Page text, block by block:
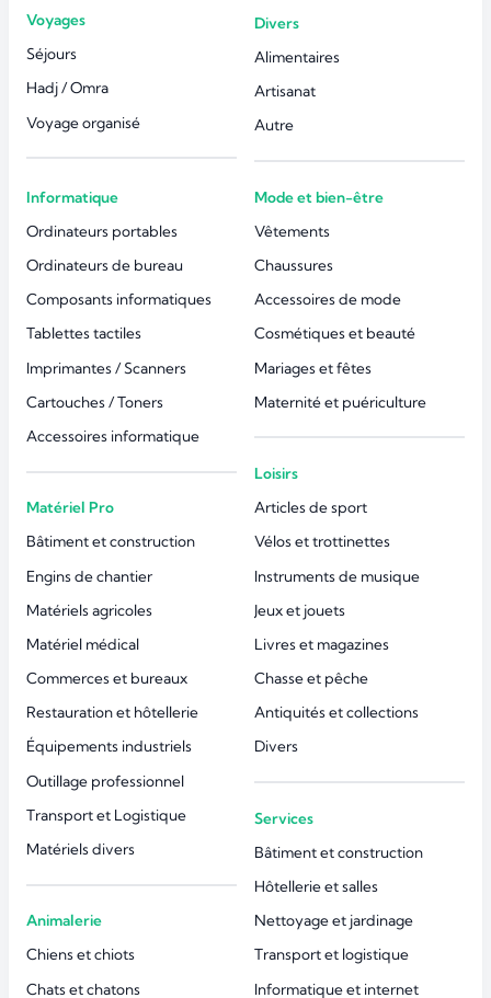
Voyages
Séjours
Hadj / Omra
Voyage organisé
Divers
Alimentaires
Artisanat
Autre
Informatique
Ordinateurs portables
Ordinateurs de bureau
Composants informatiques
Tablettes tactiles
Imprimantes / Scanners
Cartouches / Toners
Accessoires informatique
Matériel Pro
Bâtiment et construction
Engins de chantier
Matériels agricoles
Matériel médical
Commerces et bureaux
Restauration et hôtellerie
Équipements industriels
Outillage professionnel
Transport et Logistique
Matériels divers
Animalerie
Chiens et chiots
Chats et chatons
Mode et bien-être
Vêtements
Chaussures
Accessoires de mode
Cosmétiques et beauté
Mariages et fêtes
Maternité et puériculture
Loisirs
Articles de sport
Vélos et trottinettes
Instruments de musique
Jeux et jouets
Livres et magazines
Chasse et pêche
Antiquités et collections
Divers
Services
Bâtiment et construction
Hôtellerie et salles
Nettoyage et jardinage
Transport et logistique
Informatique et internet